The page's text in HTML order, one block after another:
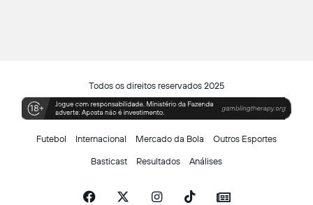
Todos os direitos reservados 2025
Futebol Internacional Mercado da Bola Outros Esportes
Basticast Resultados Análises
Facebook InstagramTikTokSiga-